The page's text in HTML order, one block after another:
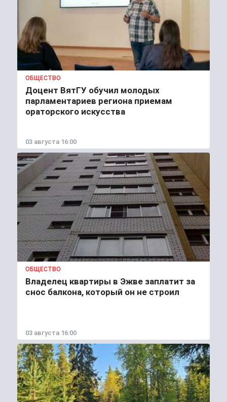
ОБЩЕСТВО
Доцент ВятГУ обучил молодых
парламентариев региона приемам
ораторского искусства
03 августа 16:00
ОБЩЕСТВО
Владелец квартиры в Эжве заплатит за
снос балкона, который он не строил
03 августа 16:00